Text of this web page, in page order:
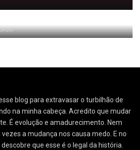
blog para extravasar o turbilhão de
na minha cabeça. Acredito que mudar
É evolução e amadurecimento. Nem
a mudança nos causa medo. E no
que esse é o legal da história.